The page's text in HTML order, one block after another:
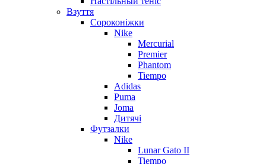
Взуття
Сороконіжки
Nike
Mercurial
Premier
Phantom
Tiempo
Adidas
Puma
Joma
Дитячі
Футзалки
Nike
Lunar Gato II
Tiempo